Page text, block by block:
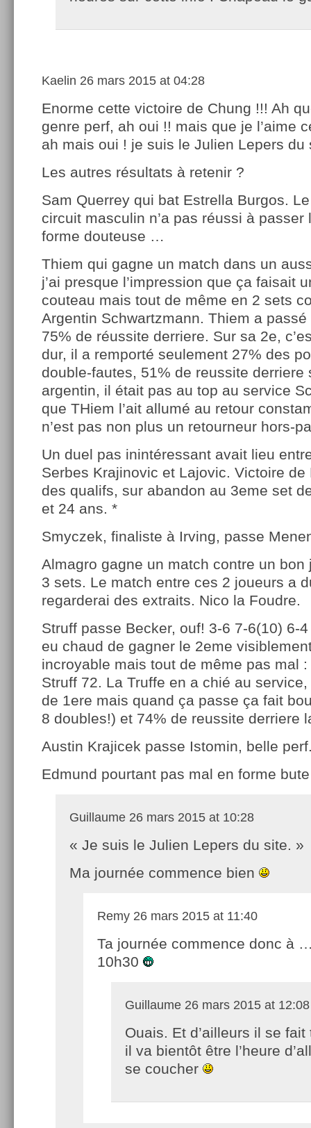
Kaelin 26 mars 2015 at 04:28
Enorme cette victoire de Chung !!! Ah
genre perf, ah oui !! mais que je l’aime
ah mais oui ! je suis le Julien Lepers du
Les autres résultats à retenir ?
Sam Querrey qui bat Estrella Burgos.
circuit masculin n’a pas réussi à passer
forme douteuse …
Thiem qui gagne un match dans un
j’ai presque l’impression que ça faisait
couteau mais tout de même en 2 sets
Argentin Schwartzmann. Thiem a
75% de réussite derriere. Sur sa 2e,
dur, il a remporté seulement 27% des
double-fautes, 51% de reussite derriere
argentin, il était pas au top au service
que THiem l’ait allumé au retour
n’est pas non plus un retourneur hors-
Un duel pas inintéressant avait lieu
Serbes Krajinovic et Lajovic. Victoire
des qualifs, sur abandon au 3eme set
et 24 ans. *
Smyczek, finaliste à Irving, passe
Almagro gagne un match contre un bon
3 sets. Le match entre ces 2 joueurs a
regarderai des extraits. Nico la Foudre.
Struff passe Becker, ouf! 3-6 7-6(10) 6-
eu chaud de gagner le 2eme
incroyable mais tout de même pas mal
Struff 72. La Truffe en a chié au
de 1ere mais quand ça passe ça fait
8 doubles!) et 74% de reussite derriere
Austin Krajicek passe Istomin, belle
Edmund pourtant pas mal en forme
Guillaume 26 mars 2015 at 10:28
« Je suis le Julien Lepers du site. »
Ma journée commence bien
Remy 26 mars 2015 at 11:40
Ta journée commence donc à
10h30
Guillaume 26 mars 2015 at 12:08
Ouais. Et d’ailleurs il se fait
il va bientôt être l’heure
se coucher